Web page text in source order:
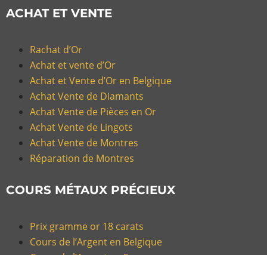
ACHAT ET VENTE
Rachat d’Or
Achat et vente d’Or
Achat et Vente d’Or en Belgique
Achat Vente de Diamants
Achat Vente de Pièces en Or
Achat Vente de Lingots
Achat Vente de Montres
Réparation de Montres
COURS MÉTAUX PRÉCIEUX
Prix gramme or 18 carats
Cours de l’Argent en Belgique